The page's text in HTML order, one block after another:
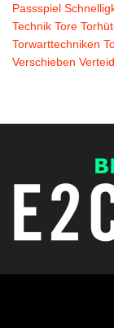
Passspiel
Technik Tore
Torwarttechniken
Verschieben